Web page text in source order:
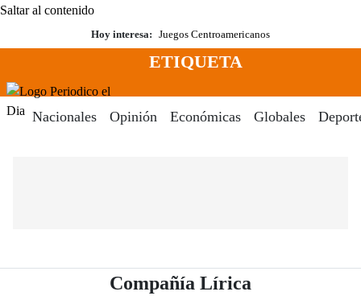
Saltar al contenido
Hoy interesa: Juegos Centroamericanos
Menú
ETIQUETA
Nacionales Opinión Económicas Globales
Compañía Lírica